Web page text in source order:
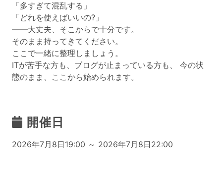
「多すぎて混乱する」
「どれを使えばいいの?」
——大丈夫、そこからで十分です。
そのまま持ってきてください。
ここで一緒に整理しましょう。
ITが苦手な方も、ブログが止まっている方も、 今の状
態のまま、ここから始められます。
開催日
2026年7月8日19:00 ～ 2026年7月8日22:00